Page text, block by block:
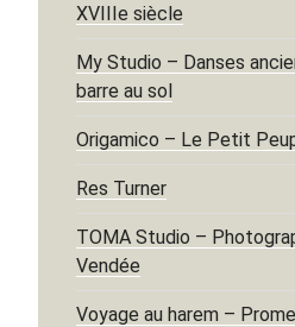
XVIIIe siècle
My Studio – Danses
barre au sol
Origamico – Le Petit
Res Turner
TOMA Studio –
Vendée
Voyage au harem –